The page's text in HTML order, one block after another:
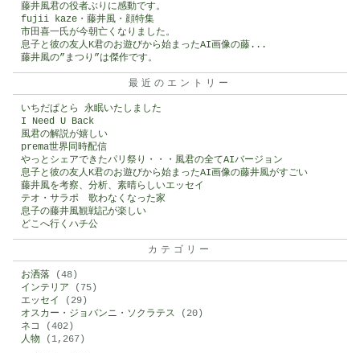
藤井風君の役者ぶりに感動です。
fujii kaze・藤井風・顔特集
市田喜一氏が今朝亡くなりました。
息子と彼の友人K君のお遊びから始まったAI画像の藤...
藤井風の”まつり”は傑作です。
最近のエントリー
いちだぱとら 永眠いたしました
I Need U Back
風君の解説が嬉しい
prema世界同時配信
やっとシェアできたパリ祭り・・・風君の全てAIバージョン
息子と彼の友人K君のお遊びから始まったAI画像の藤井風がすごい
藤井風を考察、分析、素晴らしいエッセイ
テオ・サラポ 歌わなくなった家
息子の藤井風観戦記が楽しい
どこへ行くハチ公
カテゴリー
お洒落 (48)
インテリア (75)
エッセイ
(29)
オスカー・ジョバンニ・ソクラテス (20)
ネコ
(402)
人物 (1,267)